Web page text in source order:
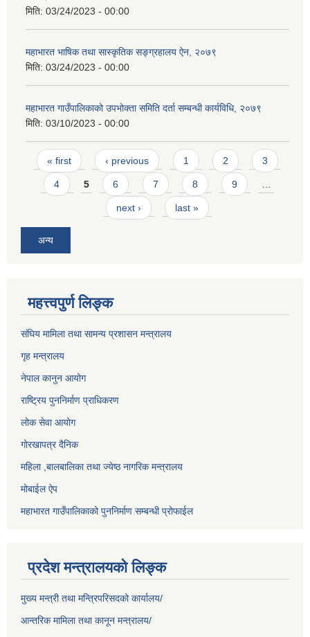
मिति: 03/24/2023 - 00:00
महाभारत भाषिक तथा सास्कृतिक सङ्ग्रहालय ऐन, २०७९
मिति: 03/24/2023 - 00:00
महाभारत गाउँपालिकाको उपभोक्ता समिति दर्ता सम्बन्धी कार्यविधि, २०७९
मिति: 03/10/2023 - 00:00
Pages
« first ‹ previous 1 2 3
4 5 6 7 8 9
next › last »
अन्य
महत्त्वपुर्ण लिङ्क
संघिय मामिला तथा सामन्य प्रशासन मन्त्रालय
गृह मन्त्रालय
नेपाल कानुन आयोग
राष्ट्रिय पुननिर्माण प्राधिकरण
लोक सेवा आयोग
गोरखापत्र दैनिक
महिला ,बालबालिका तथा ज्येष्ठ नागरिक मन्त्रालय
मोबाईल ऐप
महाभारत गाउँपालिकाको पुननिर्माण सम्बन्धी प्रोफाईल
प्रदेश मन्त्रालयको लिङ्क
मुख्य मन्त्री तथा मन्त्रिपरिसदको कार्यालय/
आन्तरिक मामिला तथा कानून मन्त्रालय/